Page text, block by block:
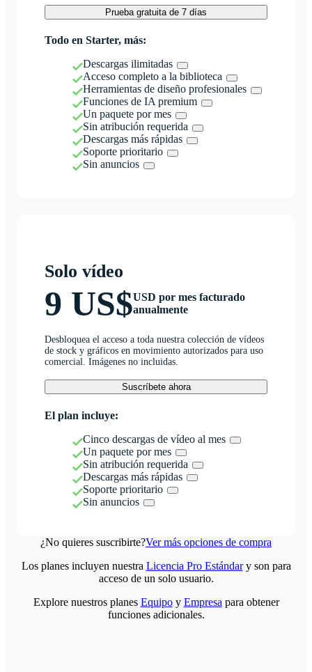
Prueba gratuita de 7 días
Todo en Starter, más:
Descargas ilimitadas
Acceso completo a la biblioteca
Herramientas de diseño profesionales
Funciones de IA premium
Un paquete por mes
Sin atribución requerida
Descargas más rápidas
Soporte prioritario
Sin anuncios
Solo vídeo
9 US$USD por mes facturado
anualmente
Desbloquea el acceso a toda nuestra colección de vídeos
de stock y gráficos en movimiento autorizados para uso
comercial. Imágenes no incluidas.
Suscríbete ahora
El plan incluye:
Cinco descargas de vídeo al mes
Un paquete por mes
Sin atribución requerida
Descargas más rápidas
Soporte prioritario
Sin anuncios
¿No quieres suscribirte?Ver más opciones de compra
Los planes incluyen nuestra Licencia Pro Estándary son para
acceso de un solo usuario.
Explore nuestros planes Equipoy Empresa para obtener
funciones adicionales.